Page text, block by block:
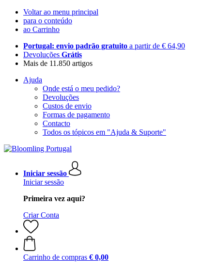
Voltar ao menu principal
para o conteúdo
ao Carrinho
Portugal: envio padrão gratuito a partir de € 64,90
Devoluções Grátis
Mais de 11.850 artigos
Ajuda
Onde está o meu pedido?
Devoluções
Custos de envio
Formas de pagamento
Contacto
Todos os tópicos em "Ajuda & Suporte"
Iniciar sessão
Iniciar sessão
Primeira vez aqui?
Criar Conta
Carrinho de compras € 0,00